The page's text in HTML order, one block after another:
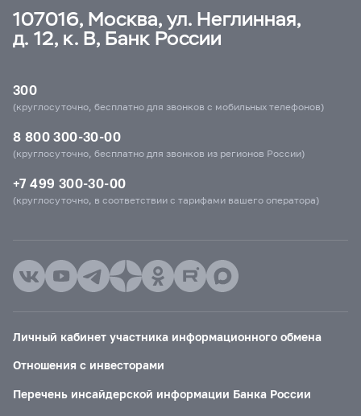
107016, Москва, ул. Неглинная,
д. 12, к. В, Банк России
300
(круглосуточно, бесплатно для звонков с мобильных телефонов)
8 800 300-30-00
(круглосуточно, бесплатно для звонков из регионов России)
+7 499 300-30-00
(круглосуточно, в соответствии с тарифами вашего оператора)
Личный кабинет участника информационного обмена
Отношения с инвесторами
Перечень инсайдерской информации Банка России